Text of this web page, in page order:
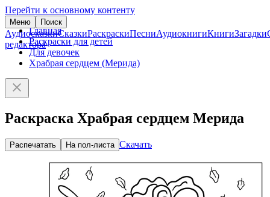
Перейти к основному контенту
Меню Поиск
АудиосказкиСказкиРаскраскиПесниАудиокнигиКнигиЗагадки
редактора
Главная
Раскраски для детей
Для девочек
Храбрая сердцем (Мерида)
Раскраска Храбрая сердцем Мерида
Распечатать На пол-листа Скачать